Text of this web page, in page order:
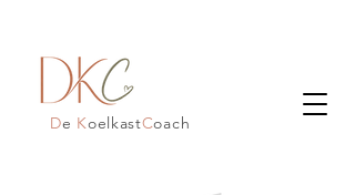
De KoelkastCoach